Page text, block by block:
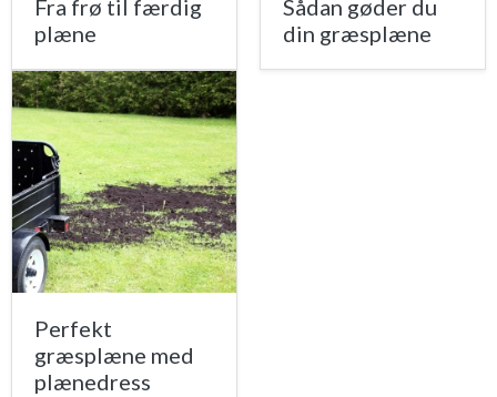
Fra frø til færdig
plæne
Sådan gøder du
din græsplæne
Perfekt
græsplæne med
plænedress